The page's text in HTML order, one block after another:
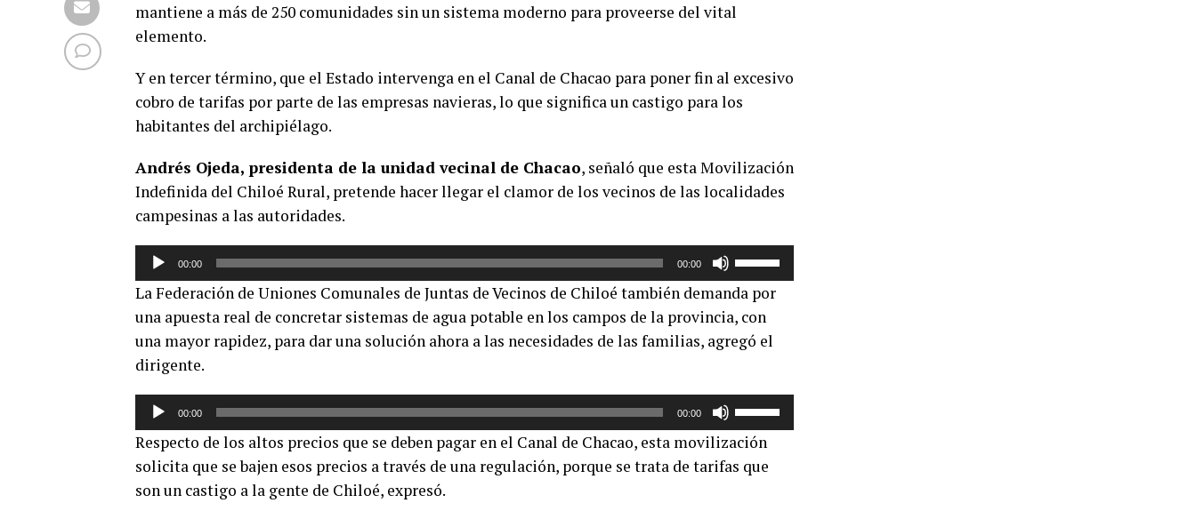
mantiene a más de 250 comunidades sin un sistema moderno para proveerse del vital
elemento.
Y en tercer término, que el Estado intervenga en el Canal de Chacao para poner fin al excesivo
cobro de tarifas por parte de las empresas navieras, lo que significa un castigo para los
habitantes del archipiélago.
Andrés Ojeda, presidenta de la unidad vecinal de Chacao, señaló que esta Movilización
Indefinida del Chiloé Rural, pretende hacer llegar el clamor de los vecinos de las localidades
campesinas a las autoridades.
Reproductor
audio
00:00 00:00
teclas
de
flecha
disminuir
el
La Federación de Uniones Comunales de Juntas de Vecinos de Chiloé también demanda por
una apuesta real de concretar sistemas de agua potable en los campos de la provincia, con
una mayor rapidez, para dar una solución ahora a las necesidades de las familias, agregó el
dirigente.
Reproductor
audio
00:00 00:00
teclas
de
Respecto de los altos precios que se deben pagar en el Canal de Chacao, esta movilización
solicita que se bajen esos precios a través de una regulación, porque se trata de tarifas que
son un castigo a la gente de Chiloé, expresó.